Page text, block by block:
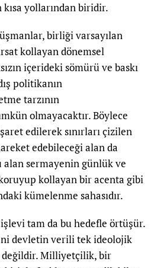
yollarından biridir.
birliği varsayılan
kollayan dönemsel
içerideki sömürü ve baskı
politikanın
tarzının
olmayacaktır. Böylece
edilerek sınırları çizilen
edebileceği alan da
sermayenin günlük ve
kollayan bir acenta gibi
kümelenme sahasıdır.
tam da bu hedefle örtüşür.
devletin verili tek ideolojik
Milliyetçilik, bir